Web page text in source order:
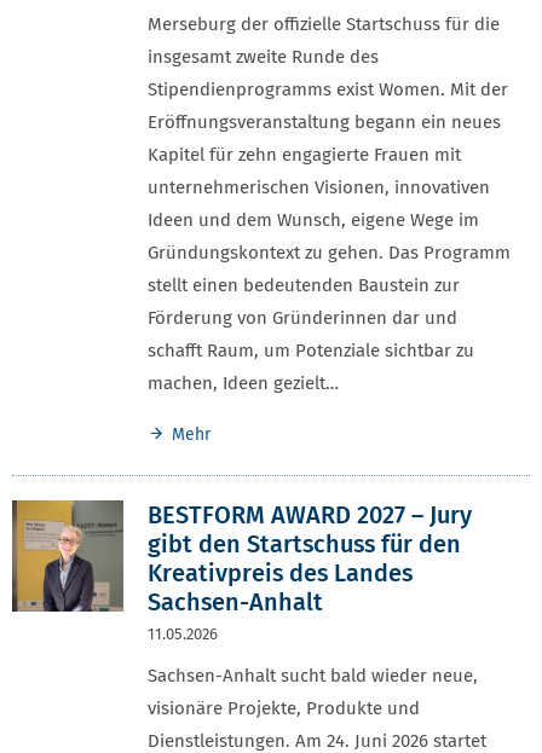
Merseburg der offizielle Startschuss für die
insgesamt zweite Runde des
Stipendienprogramms exist Women. Mit der
Eröffnungsveranstaltung begann ein neues
Kapitel für zehn engagierte Frauen mit
unternehmerischen Visionen, innovativen
Ideen und dem Wunsch, eigene Wege im
Gründungskontext zu gehen. Das Programm
stellt einen bedeutenden Baustein zur
Förderung von Gründerinnen dar und
schafft Raum, um Potenziale sichtbar zu
machen, Ideen gezielt…
Mehr
BESTFORM AWARD 2027 – Jury
gibt den Startschuss für den
Kreativpreis des Landes
Sachsen-Anhalt
11.05.2026
Sachsen-Anhalt sucht bald wieder neue,
visionäre Projekte, Produkte und
Dienstleistungen. Am 24. Juni 2026 startet